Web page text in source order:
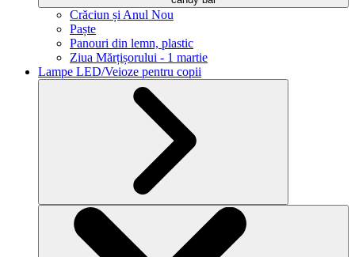
Crăciun și Anul Nou
Paște
Panouri din lemn, plastic
Ziua Mărțișorului - 1 martie
Lampe LED/Veioze pentru copii